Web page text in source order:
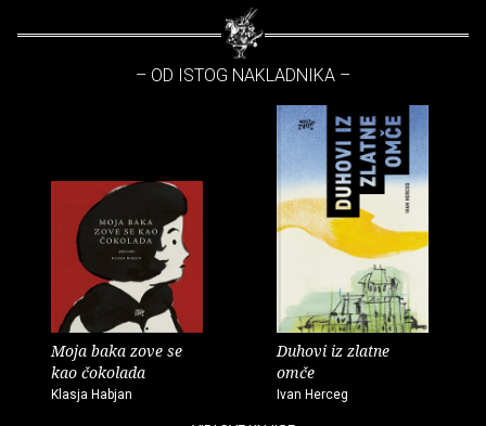
– OD ISTOG NAKLADNIKA –
Moja baka zove se
kao čokolada
Klasja Habjan
Duhovi iz zlatne
omče
Ivan Herceg